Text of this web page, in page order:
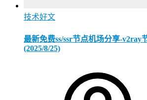
技术好文
最新免费ss/ssr节点机场分享-v2ray
(2025/8/25)